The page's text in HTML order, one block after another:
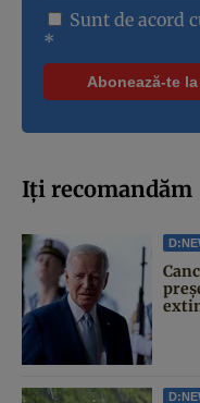
Sunt de acord
*
Iți recomandăm